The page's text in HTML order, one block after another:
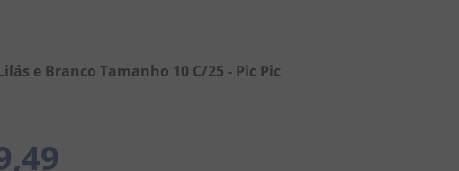
e Branco Tamanho 10 C/25 - Pic Pic
,49